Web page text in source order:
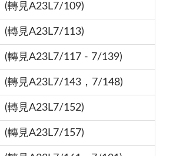
(轉見A23L7/109)
(轉見A23L7/113)
(轉見A23L7/117 - 7/139)
(轉見A23L7/143，7/148)
(轉見A23L7/152)
(轉見A23L7/157)